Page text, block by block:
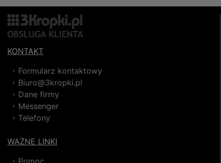
KONTAKT
Formularz kontaktowy
Biuro@3kropki.pl
Dane firmy
Messenger
Telefony
WAŻNE LINKI